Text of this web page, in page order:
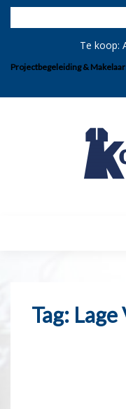
Skip
Te koop:
Projectbegeleiding &
Tag: Lage